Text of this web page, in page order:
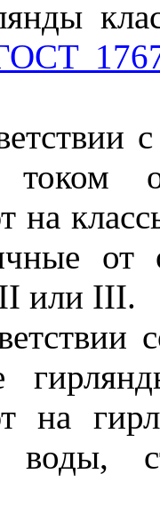
током
на
или III.
на